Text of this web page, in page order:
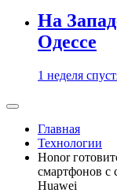
На
Одессе
1 неделя
Главная
Технологии
Honor
смартфонов с
Huawei